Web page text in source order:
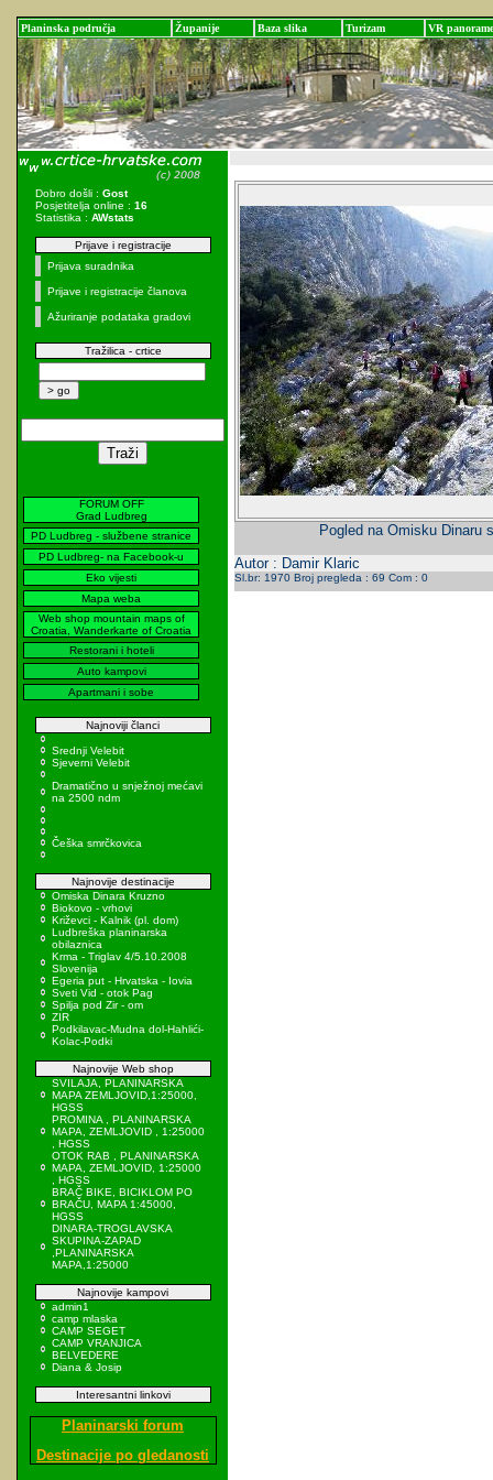
Planinska područja Županije Baza slika Turizam VR panorame
Dobro došli : Gost
Posjetitelja online : 16
Statistika : AWstats
Prijave i registracije
Prijava suradnika
Prijave i registracije članova
Ažuriranje podataka gradovi
Tražilica - crtice
FORUM OFF
Grad Ludbreg
PD Ludbreg - službene stranice
PD Ludbreg- na Facebook-u
Eko vijesti
Mapa weba
Web shop mountain maps of
Croatia, Wanderkarte of Croatia
Restorani i hoteli
Auto kampovi
Apartmani i sobe
Najnoviji članci
Srednji Velebit
Sjeverni Velebit
Dramatično u snježnoj mećavi
na 2500 ndm
Češka smrčkovica
Najnovije destinacije
Omiska Dinara Kruzno
Biokovo - vrhovi
Križevci - Kalnik (pl. dom)
Ludbreška planinarska
obilaznica
Krma - Triglav 4/5.10.2008
Slovenija
Egeria put - Hrvatska - Iovia
Sveti Vid - otok Pag
Spilja pod Zir - om
ZIR
Podkilavac-Mudna dol-Hahlići-
Kolac-Podki
Najnovije Web shop
SVILAJA, PLANINARSKA
MAPA ZEMLJOVID,1:25000,
HGSS
PROMINA , PLANINARSKA
MAPA, ZEMLJOVID , 1:25000
, HGSS
OTOK RAB , PLANINARSKA
MAPA, ZEMLJOVID, 1:25000
, HGSS
BRAČ BIKE, BICIKLOM PO
BRAČU, MAPA 1:45000,
HGSS
DINARA-TROGLAVSKA
SKUPINA-ZAPAD
,PLANINARSKA
MAPA,1:25000
Najnovije kampovi
admin1
camp mlaska
CAMP SEGET
CAMP VRANJICA
BELVEDERE
Diana & Josip
Interesantni linkovi
Planinarski forum
Destinacije po gledanosti
Pogled na Omisku Dinaru
Autor : Damir Klaric
Sl.br: 1970 Broj pregleda : 69 Com : 0